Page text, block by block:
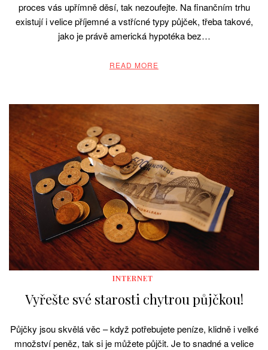
proces vás upřímně děsí, tak nezoufejte. Na finančním trhu
existují i velice příjemné a vstřícné typy půjček, třeba takové,
jako je právě americká hypotéka bez…
READ MORE
INTERNET
Vyřešte své starosti chytrou půjčkou!
Půjčky jsou skvělá věc – když potřebujete peníze, klidně i velké
množství peněz, tak si je můžete půjčit. Je to snadné a velice